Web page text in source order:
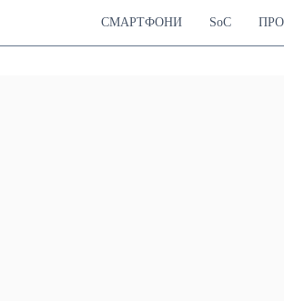
СМАРТФОНИ SoC